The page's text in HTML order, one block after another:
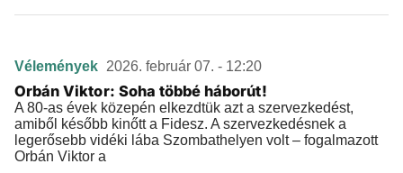
Vélemények 2026. február 07. - 12:20
Orbán Viktor: Soha többé háborút!
A 80-as évek közepén elkezdtük azt a szervezkedést,
amiből később kinőtt a Fidesz. A szervezkedésnek a
legerősebb vidéki lába Szombathelyen volt – fogalmazott
Orbán Viktor a